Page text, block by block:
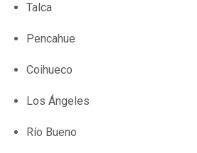
Talca
Pencahue
Coihueco
Los Ángeles
Río Bueno